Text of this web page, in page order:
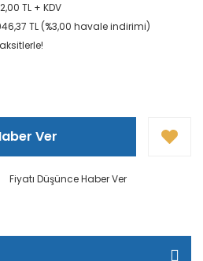
TL + KDV
TL (%3,00 havale indirimi)
Ver
Fiyatı Düşünce Haber Ver